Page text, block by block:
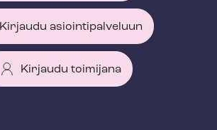
Kirjaudu asiointipalveluun
Kirjaudu toimijana